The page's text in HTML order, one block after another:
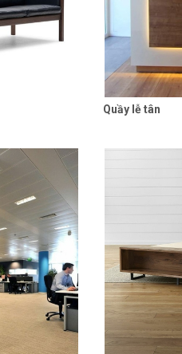
Liên hệ
Quầy lễ tân